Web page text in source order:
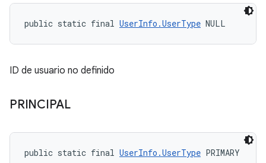
public static final UserInfo.UserType NULL
ID de usuario no definido
PRINCIPAL
public static final UserInfo.UserType PRIMARY